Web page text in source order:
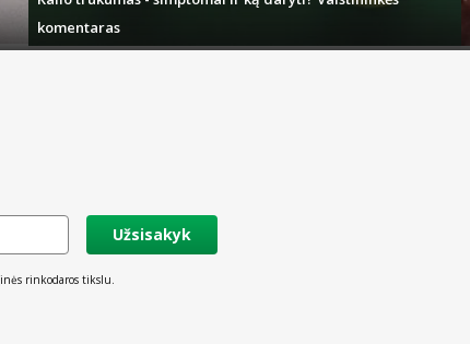
komentaras
Užsisakyk
rinkodaros tikslu.